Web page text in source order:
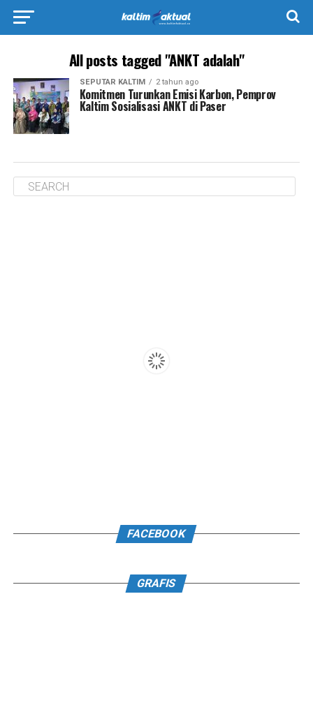
All posts tagged "ANKT adalah"
SEPUTAR KALTIM 2 tahun ago
Komitmen Turunkan Emisi Karbon, Pemprov
Kaltim Sosialisasi ANKT di Paser
FACEBOOK
GRAFIS